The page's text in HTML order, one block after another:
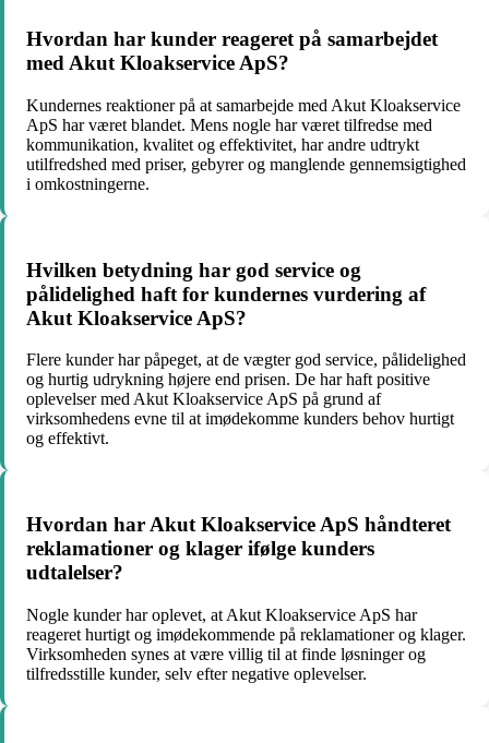
Hvordan har kunder reageret på samarbejdet
med Akut Kloakservice ApS?
Kundernes reaktioner på at samarbejde med Akut Kloakservice
ApS har været blandet. Mens nogle har været tilfredse med
kommunikation, kvalitet og effektivitet, har andre udtrykt
utilfredshed med priser, gebyrer og manglende gennemsigtighed
i omkostningerne.
Hvilken betydning har god service og
pålidelighed haft for kundernes vurdering af
Akut Kloakservice ApS?
Flere kunder har påpeget, at de vægter god service, pålidelighed
og hurtig udrykning højere end prisen. De har haft positive
oplevelser med Akut Kloakservice ApS på grund af
virksomhedens evne til at imødekomme kunders behov hurtigt
og effektivt.
Hvordan har Akut Kloakservice ApS håndteret
reklamationer og klager ifølge kunders
udtalelser?
Nogle kunder har oplevet, at Akut Kloakservice ApS har
reageret hurtigt og imødekommende på reklamationer og klager.
Virksomheden synes at være villig til at finde løsninger og
tilfredsstille kunder, selv efter negative oplevelser.